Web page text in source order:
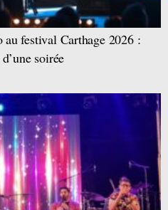
au festival Carthage 2026 :
soirée